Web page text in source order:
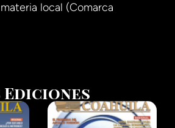
local (Comarca